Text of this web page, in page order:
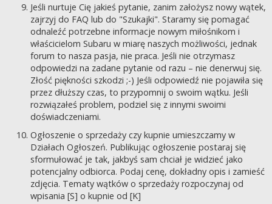
Jeśli nurtuje Cię jakieś pytanie, zanim założysz nowy wątek,
zajrzyj do FAQ lub do "Szukajki". Staramy się pomagać
odnaleźć potrzebne informacje nowym miłośnikom i
właścicielom Subaru w miarę naszych możliwości, jednak
forum to nasza pasja, nie praca. Jeśli nie otrzymasz
odpowiedzi na zadane pytanie od razu – nie denerwuj się.
Złość piękności szkodzi ;-) Jeśli odpowiedź nie pojawiła się
przez dłuższy czas, to przypomnij o swoim wątku. Jeśli
rozwiązałeś problem, podziel się z innymi swoimi
doświadczeniami.
Ogłoszenie o sprzedaży czy kupnie umieszczamy w
Działach Ogłoszeń. Publikując ogłoszenie postaraj się
sformułować je tak, jakbyś sam chciał je widzieć jako
potencjalny odbiorca. Podaj cenę, dokładny opis i zamieść
zdjęcia. Tematy wątków o sprzedaży rozpoczynaj od
wpisania [S] o kupnie od [K]